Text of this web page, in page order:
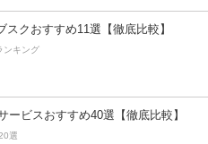
スクおすすめ11選【徹底比較】
ンキング
ービスおすすめ40選【徹底比較】
選